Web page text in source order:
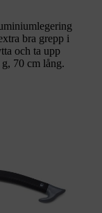
bra grepp i
och ta upp
70 cm lång.